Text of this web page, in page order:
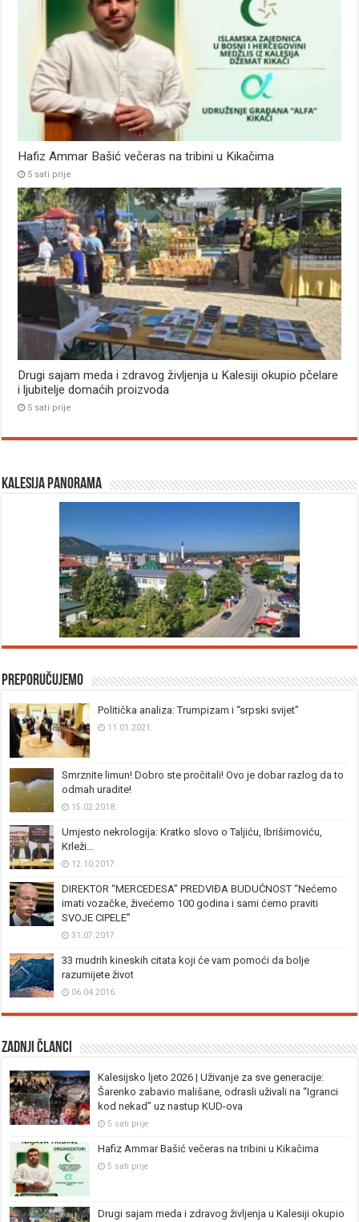
Hafiz Ammar Bašić večeras na tribini u Kikačima
5 sati prije
Drugi sajam meda i zdravog življenja u Kalesiji okupio pčelare
i ljubitelje domaćih proizvoda
5 sati prije
Kalesija panorama
Preporučujemo
Politička analiza: Trumpizam i “srpski svijet”
11.01.2021.
Smrznite limun! Dobro ste pročitali! Ovo je dobar razlog da to
odmah uradite!
15.02.2018.
Umjesto nekrologija: Kratko slovo o Taljiću, Ibrišimoviću,
Krleži…
12.10.2017.
DIREKTOR “MERCEDESA” PREDVIĐA BUDUĆNOST “Nećemo
imati vozačke, živećemo 100 godina i sami ćemo praviti
SVOJE CIPELE”
31.07.2017.
33 mudrih kineskih citata koji će vam pomoći da bolje
razumijete život
06.04.2016.
Zadnji članci
Kalesijsko ljeto 2026 | Uživanje za sve generacije:
Šarenko zabavio mališane, odrasli uživali na “Igranci
kod nekad” uz nastup KUD-ova
5 sati prije
Hafiz Ammar Bašić večeras na tribini u Kikačima
5 sati prije
Drugi sajam meda i zdravog življenja u Kalesiji okupio